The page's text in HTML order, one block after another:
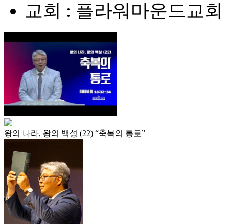
교회 : 플라워마운드교회
왕의 나라, 왕의 백성 (22) “축복의 통로”